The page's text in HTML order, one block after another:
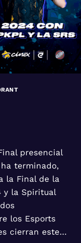
presencial
ha terminado,
la Final de la
y la Spiritual
los Esports
cierran este…